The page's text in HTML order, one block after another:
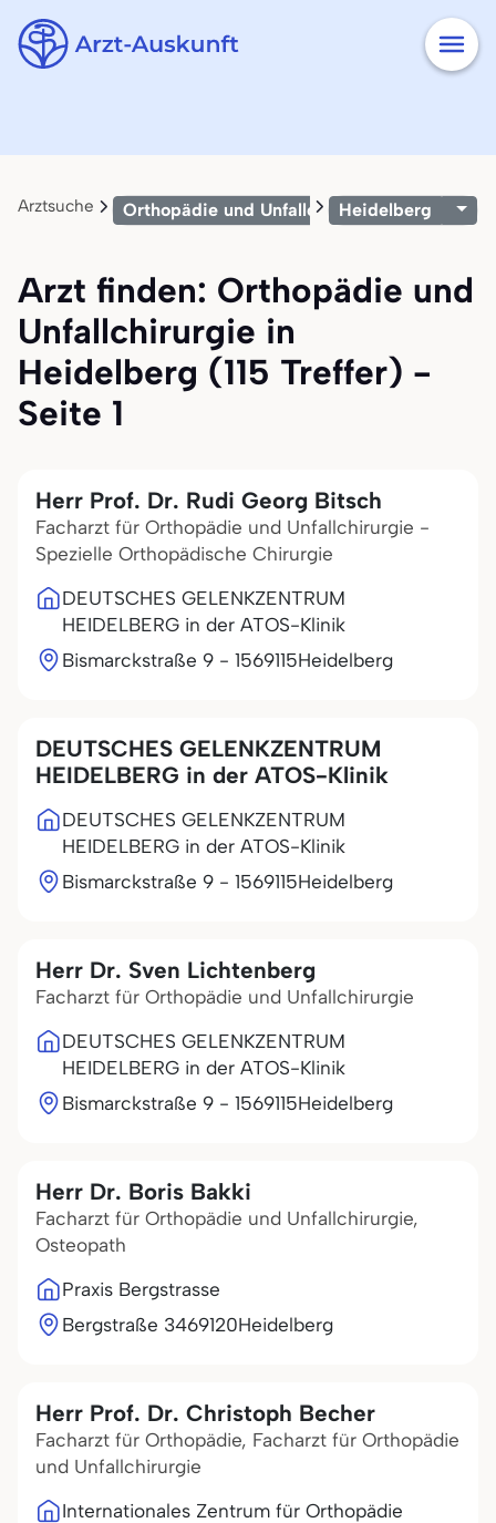
Arztsuche Orthopädie und UnfallchirurgieHeidelberg
Arzt finden: Orthopädie und
Unfallchirurgie in
Heidelberg (115 Treffer) -
Seite 1
Herr Prof. Dr. Rudi Georg Bitsch
Facharzt für Orthopädie und Unfallchirurgie -
Spezielle Orthopädische Chirurgie
DEUTSCHES GELENKZENTRUM
HEIDELBERG in der ATOS-Klinik
Bismarckstraße 9 - 1569115Heidelberg
DEUTSCHES GELENKZENTRUM
HEIDELBERG in der ATOS-Klinik
DEUTSCHES GELENKZENTRUM
HEIDELBERG in der ATOS-Klinik
Bismarckstraße 9 - 1569115Heidelberg
Herr Dr. Sven Lichtenberg
Facharzt für Orthopädie und Unfallchirurgie
DEUTSCHES GELENKZENTRUM
HEIDELBERG in der ATOS-Klinik
Bismarckstraße 9 - 1569115Heidelberg
Herr Dr. Boris Bakki
Facharzt für Orthopädie und Unfallchirurgie,
Osteopath
Praxis Bergstrasse
Bergstraße 3469120Heidelberg
Herr Prof. Dr. Christoph Becher
Facharzt für Orthopädie, Facharzt für Orthopädie
und Unfallchirurgie
Internationales Zentrum für Orthopädie